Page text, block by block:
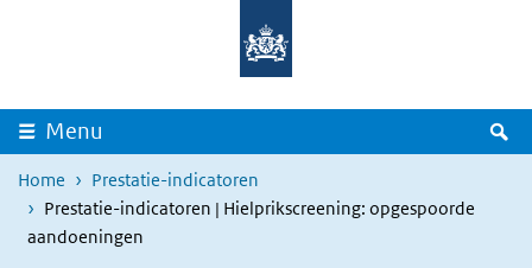
Overslaan en naar de inhoud gaan
Menu
Home
Prestatie-indicatoren
Prestatie-indicatoren | Hielprikscreening: opgespoorde
aandoeningen